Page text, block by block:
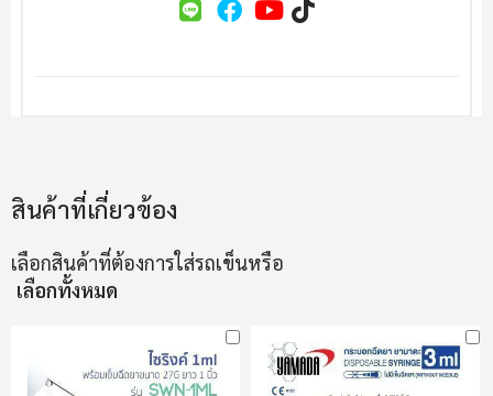
สินค้าที่เกี่ยวข้อง
เลือกสินค้าที่ต้องการใส่รถเข็นหรือ
เลือกทั้งหมด